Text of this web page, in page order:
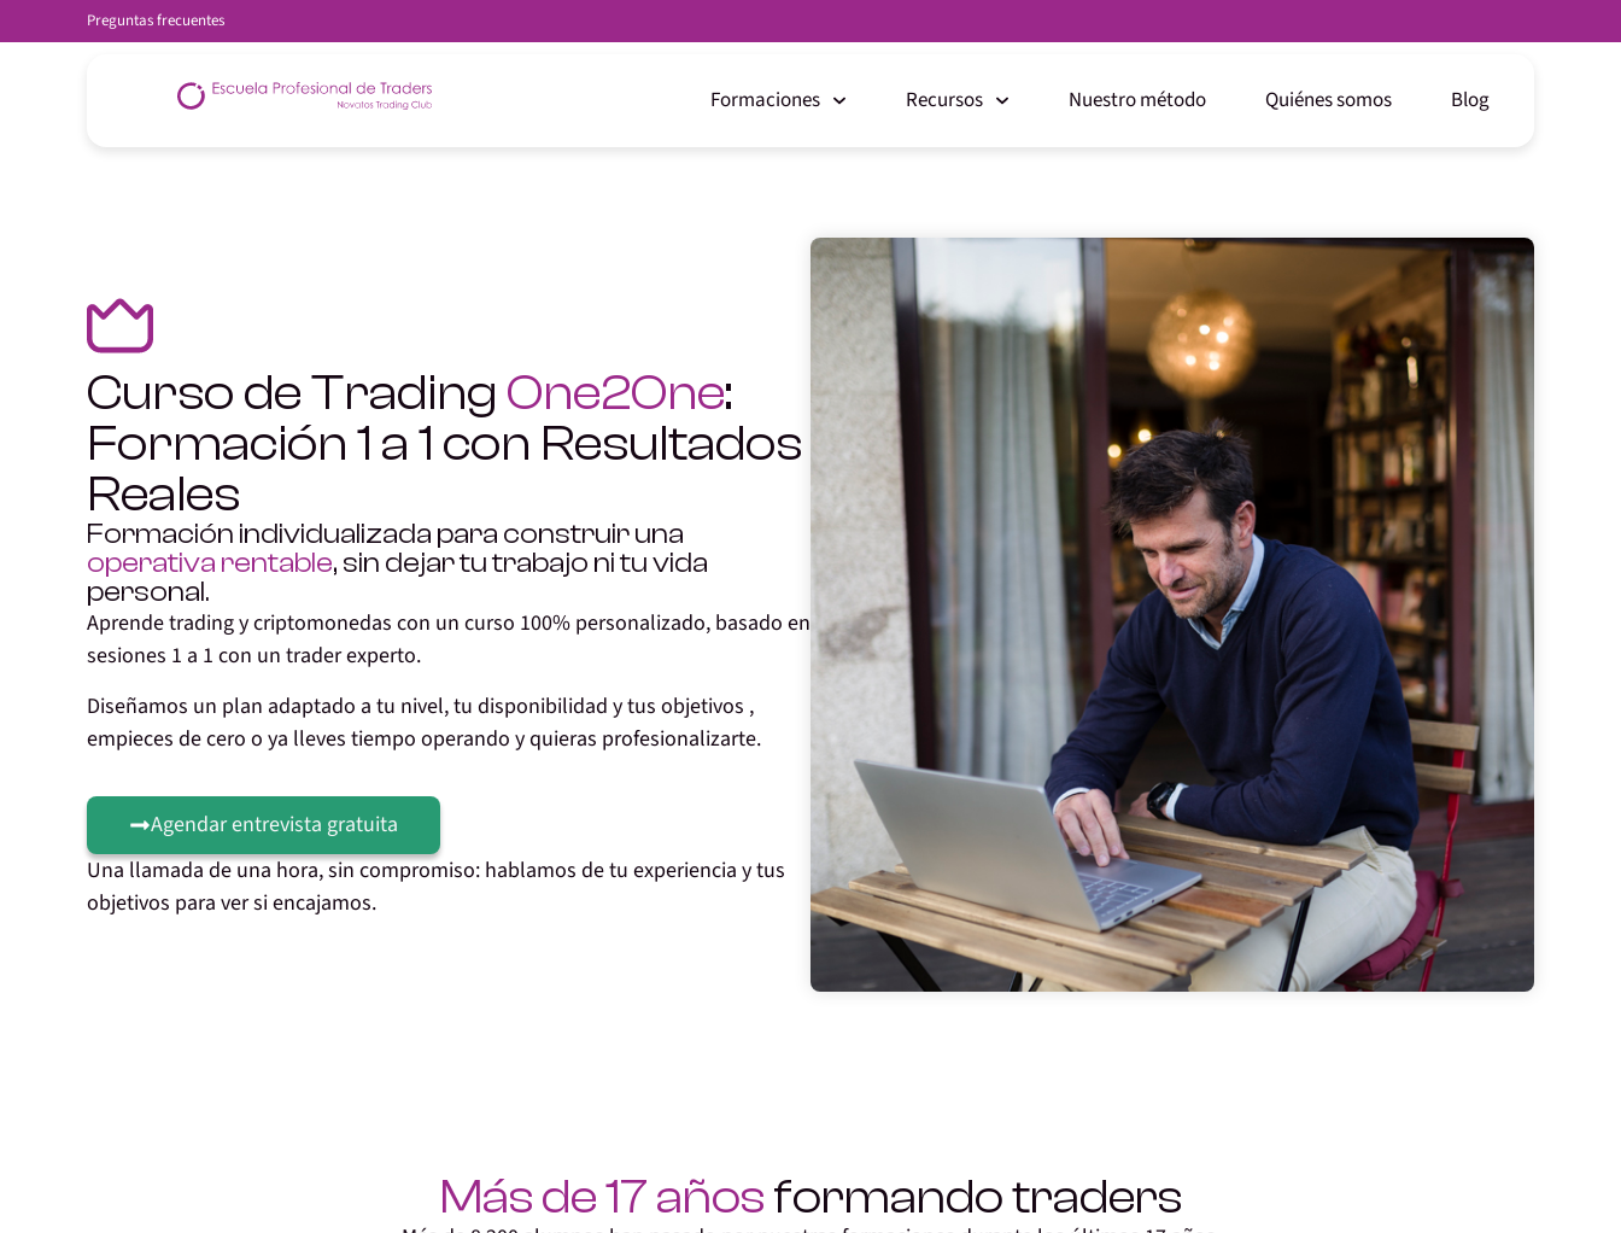
Preguntas frecuentes
Formaciones Recursos Nuestro método Quiénes somos Blog
Curso de Trading One2One:
Formación 1 a 1 con Resultados
Reales
Formación individualizada para construir una
operativa rentable, sin dejar tu trabajo ni tu vida
personal.
Aprendetrading y criptomonedas con un curso 100% personalizado, basado en
sesiones 1 a 1 con un trader experto.
Diseñamos un plan adaptado a tu nivel, tu disponibilidad y tus objetivos ,
empieces de cero o ya lleves tiempo operando y quieras profesionalizarte.
Agendar entrevista gratuita
Una llamada de una hora, sin compromiso: hablamos de tu experiencia y tus
objetivos para ver si encajamos.
Más de 17 añosformando traders